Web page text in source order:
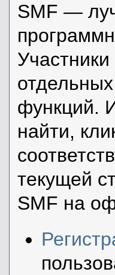
SMF —
функций.
найти,
текущей
SMF на